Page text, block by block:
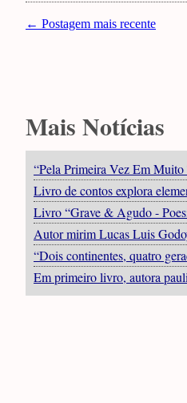
← Postagem mais recente
Mais Notícias
“Pela Primeira Vez Em
Livro de contos explora
Livro “Grave & Agudo -
Autor mirim Lucas Luis
“Dois continentes, quatro
Em primeiro livro, autora